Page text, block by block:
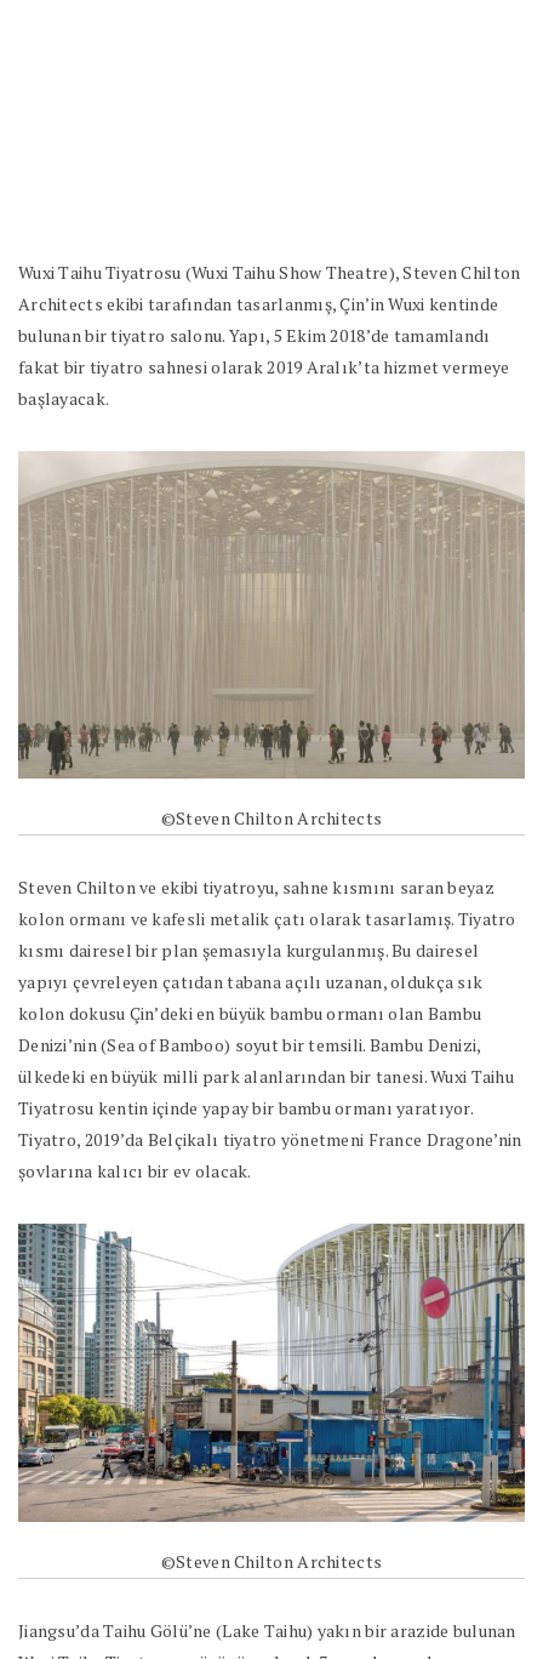
Wuxi Taihu Tiyatrosu (Wuxi Taihu Show Theatre), Steven Chilton
Architects ekibi tarafından tasarlanmış, Çin’in Wuxi kentinde
bulunan bir tiyatro salonu. Yapı, 5 Ekim 2018’de tamamlandı
fakat bir tiyatro sahnesi olarak 2019 Aralık’ta hizmet vermeye
başlayacak.
©Steven Chilton Architects
Steven Chilton ve ekibi tiyatroyu, sahne kısmını saran beyaz
kolon ormanı ve kafesli metalik çatı olarak tasarlamış. Tiyatro
kısmı dairesel bir plan şemasıyla kurgulanmış. Bu dairesel
yapıyı çevreleyen çatıdan tabana açılı uzanan, oldukça sık
kolon dokusu Çin’deki en büyük bambu ormanı olan Bambu
Denizi’nin (Sea of Bamboo) soyut bir temsili. Bambu Denizi,
ülkedeki en büyük milli park alanlarından bir tanesi. Wuxi Taihu
Tiyatrosu kentin içinde yapay bir bambu ormanı yaratıyor.
Tiyatro, 2019’da Belçikalı tiyatro yönetmeni France Dragone’nin
şovlarına kalıcı bir ev olacak.
©Steven Chilton Architects
Jiangsu’da Taihu Gölü’ne (Lake Taihu) yakın bir arazide bulunan